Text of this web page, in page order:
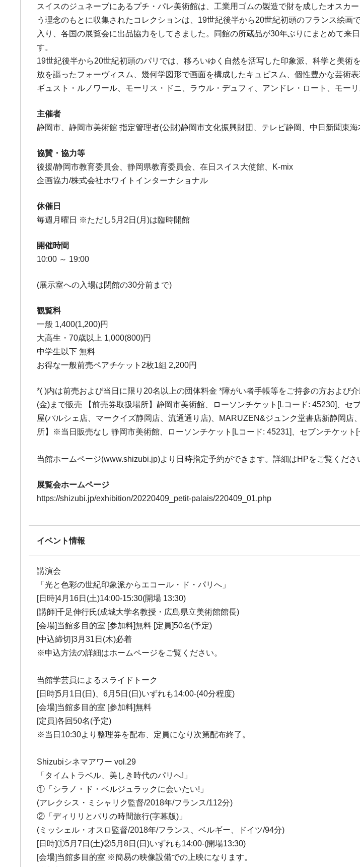
スイスのジュネーブにあるプチ・パレ美術館は、工業用ゴムの製造で財を成したオスカ
う理念のもとに収集されたコレクションは、19世紀後半から20世紀初頭のフランス絵
入り、各国の展覧会に出品協力をしてきました。同館の所蔵品が30年ぶりにまとめて来
す。
19世紀後半から20世紀初頭のパリでは、移ろいゆく自然を活写した印象派、科学と美
放を謳ったフォーヴィスム、幾何学図形で画面を構成したキュビスム、個性豊かな芸術
ギュスト・ルノワール、モーリス・ドニ、ラウル・デュフィ、アンドレ・ロート、モー
主催者
静岡市、静岡市美術館 指定管理者(公財)静岡市文化振興財団、テレビ静岡、中日新聞東海
協賛・協力等
後援/静岡市教育委員会、静岡県教育委員会、在日スイス大使館、K-mix
企画協力/株式会社ホワイトインターナショナル
休催日
毎週月曜日 ※ただし5月2日(月)は臨時開館
開催時間
10:00 ～ 19:00
(展示室への入場は閉館の30分前まで)
観覧料
一般 1,400(1,200)円
大高生・70歳以上 1,000(800)円
中学生以下 無料
お得な一般前売ペアチケット2枚1組 2,200円
*( )内は前売および当日に限り20名以上の団体料金 *障がい者手帳等をご持参の方および
(金)まで販売 【前売券取扱場所】静岡市美術館、ローソンチケット[Lコード: 45230]、
屋(パルシェ店、マークイズ静岡店、流通通り店)、MARUZEN&ジュンク堂書店新静岡
所】※当日販売なし 静岡市美術館、ローソンチケット[Lコード: 45231]、セブンチケッ
当館ホームページ(www.shizubi.jp)より日時指定予約ができます。詳細はHPをご覧くださ
展覧会ホームページ
https://shizubi.jp/exhibition/20220409_petit-palais/220409_01.php
イベント情報
講演会
「光と色彩の世紀印象派からエコール・ド・パリへ」
[日時]4月16日(土)14:00-15:30(開場 13:30)
[講師]千足伸行氏(成城大学名教授・広島県立美術館館長)
[会場]当館多目的室 [参加料]無料 [定員]50名(予定)
[中込締切]3月31日(木)必着
※申込方法の詳細はホームページをご覧ください。
当館学芸員によるスライドトーク
[日時]5月1日(日)、6月5日(日)いずれも14:00-(40分程度)
[会場]当館多目的室 [参加料]無料
[定員]各回50名(予定)
※当日10:30より整理券を配布、定員になり次第配布終了。
Shizubiシネマアワー vol.29
「タイムトラベル、美しき時代のパリへ!」
①「シラノ・ド・ベルジュラックに会いたい!」
(アレクシス・ミシャリク監督/2018年/フランス/112分)
②「ディリリとパリの時間旅行(字幕版)」
(ミッシェル・オスロ監督/2018年/フランス、ベルギー、ドイツ/94分)
[日時]①5月7日(土)②5月8日(日)いずれも14:00-(開場13:30)
[会場]当館多目的室 ※簡易の映像設備での上映になります。